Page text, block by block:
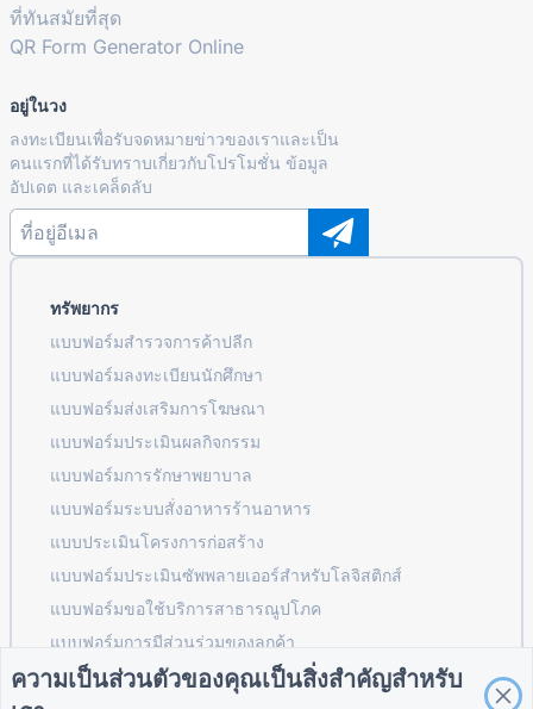
ที่ทันสมัยที่สุด
QR Form Generator Online
อยู่ในวง
ลงทะเบียนเพื่อรับจดหมายข่าวของเราและเป็น
คนแรกที่ได้รับทราบเกี่ยวกับโปรโมชั่น ข้อมูล
อัปเดต และเคล็ดลับ
ทรัพยากร
แบบฟอร์มสำรวจการค้าปลีก
แบบฟอร์มลงทะเบียนนักศึกษา
แบบฟอร์มส่งเสริมการโฆษณา
แบบฟอร์มประเมินผลกิจกรรม
แบบฟอร์มการรักษาพยาบาล
แบบฟอร์มระบบสั่งอาหารร้านอาหาร
แบบประเมินโครงการก่อสร้าง
แบบฟอร์มประเมินซัพพลายเออร์สำหรับโลจิสติกส์
แบบฟอร์มขอใช้บริการสาธารณูปโภค
แบบฟอร์มการมีส่วนร่วมของลูกค้า
ความเป็นส่วนตัวของคุณเป็นสิ่งสำคัญสำหรับ